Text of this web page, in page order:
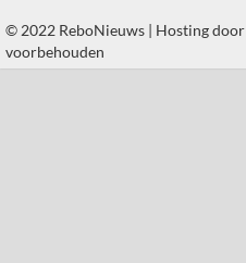
© 2022 ReboNieuws | Hosting door
voorbehouden